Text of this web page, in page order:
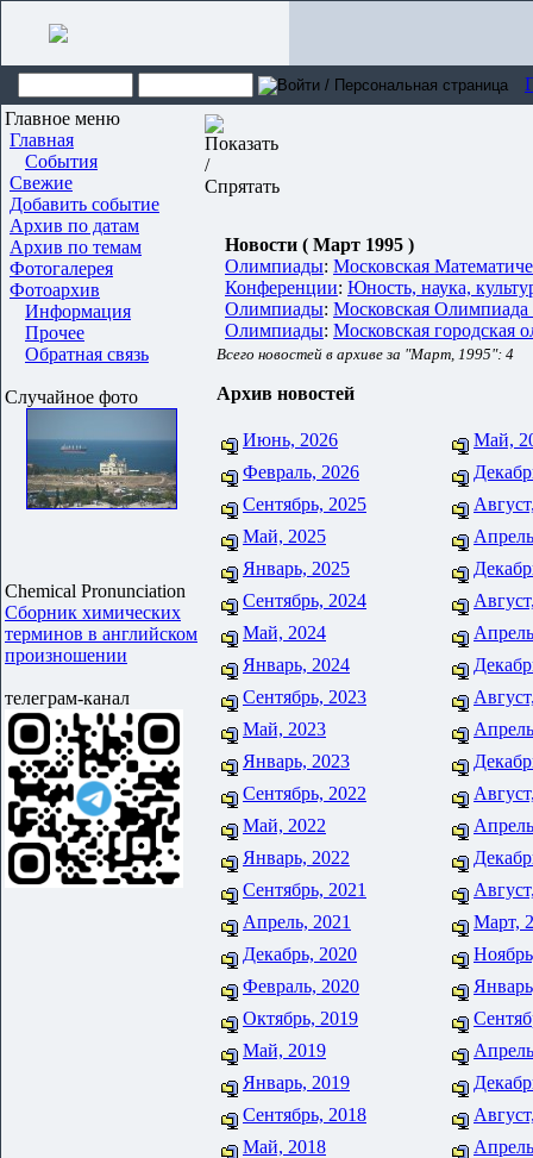
Главное меню
Главная
События
Свежие
Добавить событие
Архив по датам
Архив по темам
Фотогалерея
Фотоархив
Информация
Прочее
Обратная связь
Случайное фото
Chemical Pronunciation
Сборник химических
терминов в английском
произношении
телеграм-канал
Новости ( Март 1995 )
Олимпиады: Московская
Конференции: Юность, наука,
Олимпиады: Московская Олимпиада
Олимпиады: Московская городская
Всего новостей в архиве за "Март, 1995": 4
Архив новостей
Июнь, 2026
Май,
Февраль, 2026
Сентябрь, 2025
Май, 2025
Январь, 2025
Сентябрь, 2024
Май, 2024
Январь, 2024
Сентябрь, 2023
Май, 2023
Январь, 2023
Сентябрь, 2022
Май, 2022
Январь, 2022
Сентябрь, 2021
Апрель, 2021
Март,
Декабрь, 2020
Февраль, 2020
Октябрь, 2019
Май, 2019
Январь, 2019
Сентябрь, 2018
Май, 2018